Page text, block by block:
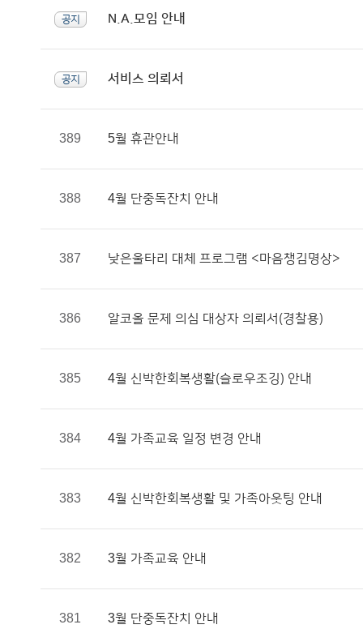
공지 N.A.모임 안내
공지 서비스 의뢰서
389 5월 휴관안내
388 4월 단중독잔치 안내
387 낮은울타리 대체 프로그램 <마음챙김명상>
386 알코올 문제 의심 대상자 의뢰서(경찰용)
385 4월 신박한회복생활(슬로우조깅) 안내
384 4월 가족교육 일정 변경 안내
383 4월 신박한회복생활 및 가족아웃팅 안내
382 3월 가족교육 안내
381 3월 단중독잔치 안내